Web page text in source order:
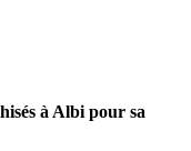
à Albi pour sa